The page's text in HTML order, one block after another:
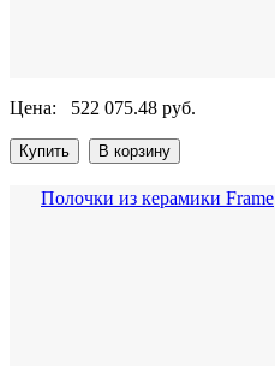
Цена: 522 075.48 руб.
Полочки из керамики Frame